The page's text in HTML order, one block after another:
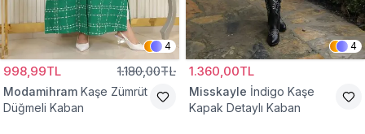
4
998,99TL 1.180,00TL
Modamihram Kaşe Zümrüt
Düğmeli Kaban
4
1.360,00TL
Misskayle İndigo Kaşe
Kapak Detaylı Kaban